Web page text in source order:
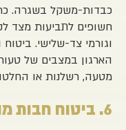
כבדות-משקל בשגרה.
חשופים לתביעות מצד
וגורמי צד-שלישי.
הארגון במצבים של
מטעה, רשלנות או
6. ביטוח חבות מוצר